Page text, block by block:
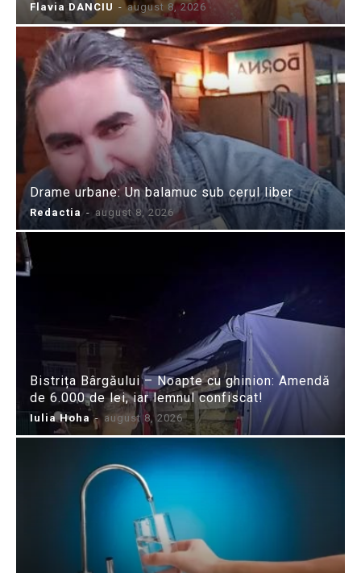
Flavia DANCIU - august 8, 2026
Drame urbane: Un balamuc sub cerul liber
Redactia - august 8, 2026
Bistrița Bârgăului – Noapte cu ghinion: Amendă
de 6.000 de lei, iar lemnul confiscat!
Iulia Hoha - august 8, 2026